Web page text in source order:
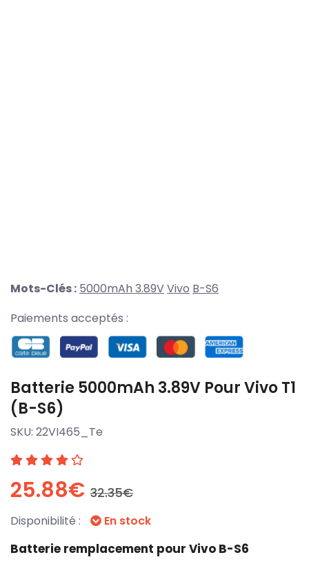
Mots-Clés : 5000mAh 3.89VVivo B-S6
Paiements acceptés :
Batterie 5000mAh 3.89V Pour Vivo T1
(B-S6)
SKU: 22VI465_Te
25.88€ 32.35€
Disponibilité : En stock
Batterie remplacement pour Vivo B-S6